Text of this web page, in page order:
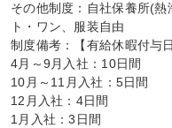
その他制度：自社保養所(
ト・ワン、服装自由
制度備考：【有給休暇付与日
4月～9月入社：10日間
10月～11月入社：5日間
12月入社：4日間
1月入社：3日間